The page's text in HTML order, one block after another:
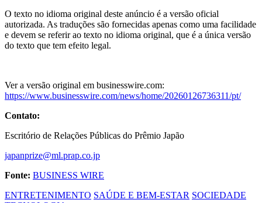
O texto no idioma original deste anúncio é a versão oficial
autorizada. As traduções são fornecidas apenas como uma facilidade
e devem se referir ao texto no idioma original, que é a única versão
do texto que tem efeito legal.
Ver a versão original em businesswire.com:
https://www.businesswire.com/news/home/20260126736311/pt/
Contato:
Escritório de Relações Públicas do Prêmio Japão
japanprize@ml.prap.co.jp
Fonte: BUSINESS WIRE
ENTRETENIMENTO SAÚDE E BEM-ESTAR SOCIEDADE